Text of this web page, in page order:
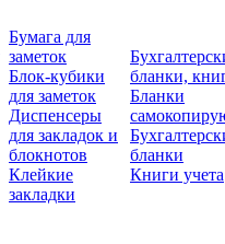
Бумага для
заметок
Блок-кубики
для заметок
Диспенсеры
для закладок и
блокнотов
Клейкие
закладки
бланки,
Бланки
бланки
Книги учета